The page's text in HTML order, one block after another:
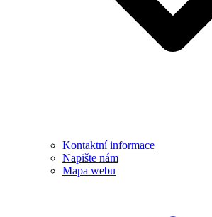
Kontaktní informace
Napište nám
Mapa webu